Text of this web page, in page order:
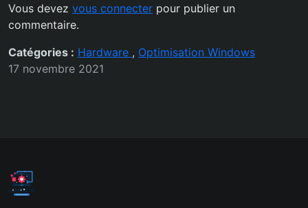
Vous devez vous connecter pour publier un
commentaire.
Catégories : Hardware , Optimisation Windows
17 novembre 2021